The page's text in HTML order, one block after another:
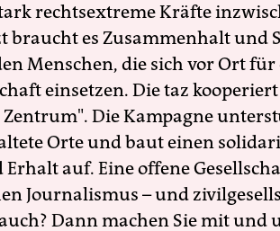
rechtsextreme Kräfte
braucht es Zusammenhalt und
Menschen, die sich vor Ort für
einsetzen. Die taz
Die Kampagne
Orte und baut einen
Erhalt auf. Eine offene
Journalismus – und
Dann machen Sie mit und